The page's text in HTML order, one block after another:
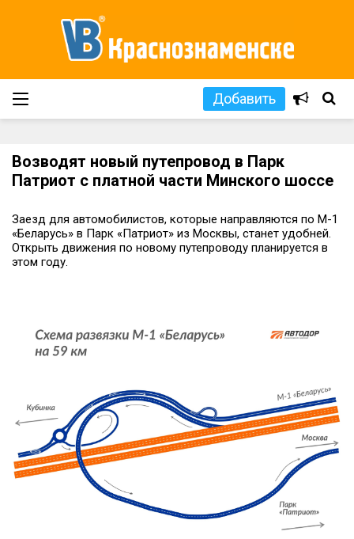
Добавить
Возводят новый путепровод в Парк
Патриот с платной части Минского шоссе
Заезд для автомобилистов, которые направляются по М-1
«Беларусь» в Парк «Патриот» из Москвы, станет удобней.
Открыть движения по новому путепроводу планируется в
этом году.